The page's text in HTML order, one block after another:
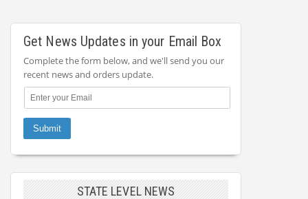
Get News Updates in your Email Box
Complete the form below, and we'll send you our
recent news and orders update.
STATE LEVEL NEWS